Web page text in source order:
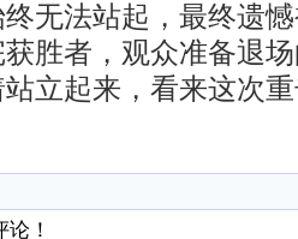
无法站起，最终遗
胜者，观众准备退
立起来，看来这次